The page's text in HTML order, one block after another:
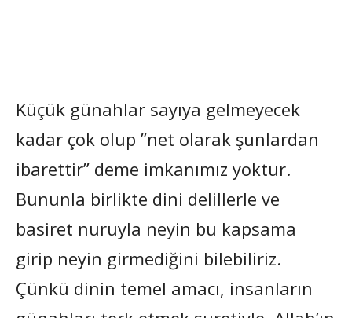
Küçük günahlar sayıya gelmeyecek
kadar çok olup ”net olarak şunlardan
ibarettir” deme imkanımız yoktur.
Bununla birlikte dini delillerle ve
basiret nuruyla neyin bu kapsama
girip neyin girmediğini bilebiliriz.
Çünkü dinin temel amacı, insanların